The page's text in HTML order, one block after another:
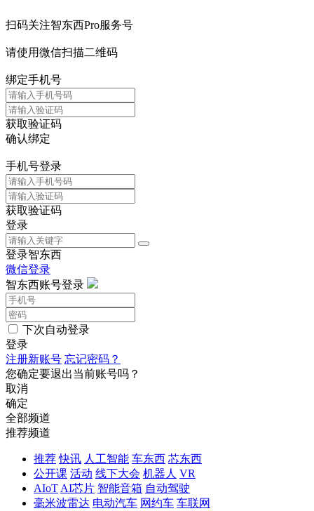
扫码关注智东西Pro服务号
请使用微信扫描二维码
绑定手机号
获取验证码
确认绑定
手机号登录
获取验证码
登录
登录智东西
微信登录
智东西账号登录
下次自动登录
登录
注册新账号 忘记密码？
您确定要退出当前账号吗？
取消
确定
全部频道
推荐频道
推荐 快讯 人工智能 车东西 芯东西
公开课 活动 线下大会 机器人 VR
AIoT AI芯片 智能音箱 自动驾驶
毫米波雷达 电动汽车 网约车 车联网